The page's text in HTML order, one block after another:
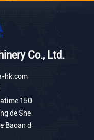
Co., Ltd.
hk.com
150
de She
Baoan d